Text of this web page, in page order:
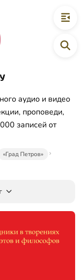
аудио и видео
проповеди,
записей от
«Град Петров»